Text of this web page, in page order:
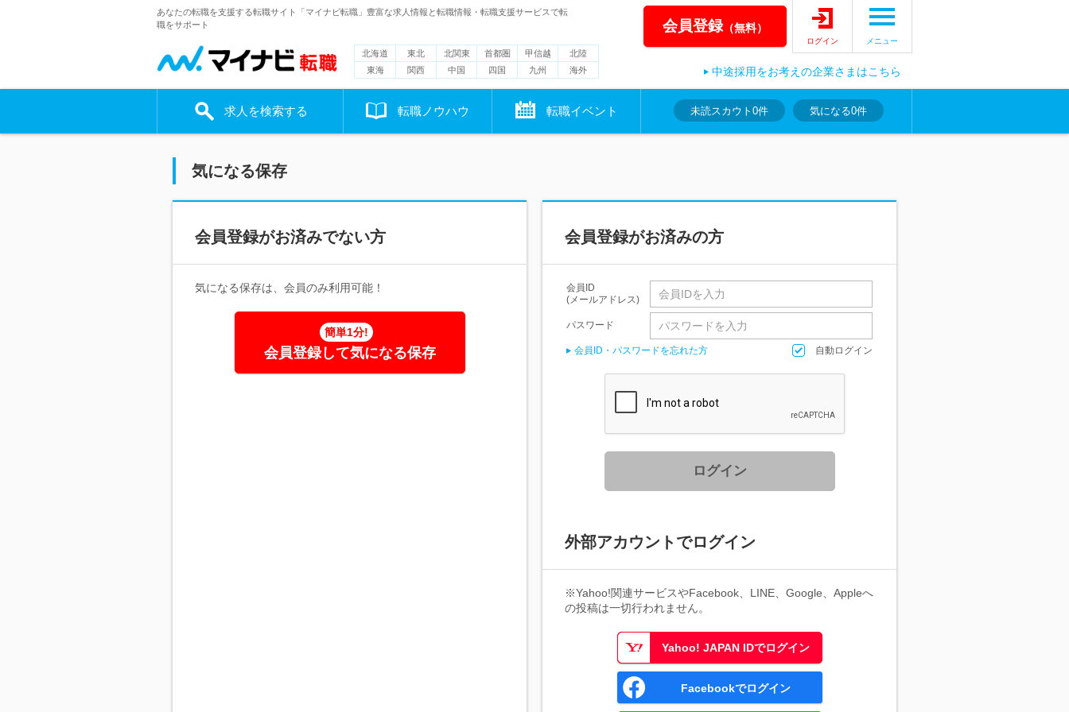
あなたの転職を支援する転職サイト「マイナビ転職」豊富な求人情報と転職情報・転職支援サービスで転
職をサポート
北海道 東北 北関東 首都圏 甲信越
北陸
東海
関西 中国 四国 九州 海外
会員登録（無料）
ログイン メニュー
中途採用をお考えの企業さまはこちら
求人を検索する 転職ノウハウ 転職イベント 未読スカウト 0件 気になる0件
気になる保存
会員登録がお済みでない方
気になる保存は、会員のみ利用可能！
簡単1分!
会員登録して気になる保存
会員登録がお済みの方
会員ID
(メールアドレス)
パスワード
会員ID・パスワードを忘れた方 自動ログイン
ログイン
外部アカウントでログイン
※Yahoo!関連サービスやFacebook、LINE、Google、Appleへ
の投稿は一切行われません。
Yahoo! JAPAN IDでログイン
Facebookでログイン